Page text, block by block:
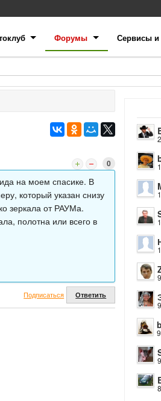
Форумы Сервисы и
0
на моем спасике. В
который указан снизу
зеркала от РАУМа.
полотна или всего в
Подписаться Ответить